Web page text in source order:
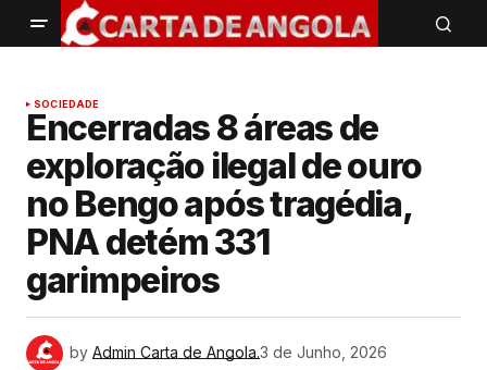
SOCIEDADE
Encerradas 8 áreas de
exploração ilegal de ouro
no Bengo após tragédia,
PNA detém 331
garimpeiros
by Admin Carta de Angola.3 de Junho, 2026